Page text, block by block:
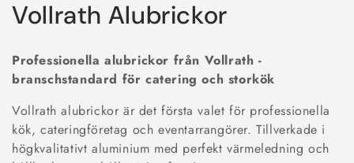
P
o
d
u
Vollrath Alubrickor
Professionella alubrickor från Vollrath -
branschstandard för catering och storkök
Vollrath alubrickor är det första valet för professionella
kök, cateringföretag och eventarrangörer. Tillverkade i
högkvalitativt aluminium med perfekt värmeledning och